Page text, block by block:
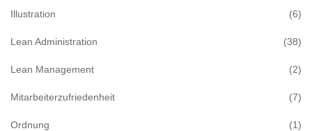
Illustration (6)
Lean Administration (38)
Lean Management (2)
Mitarbeiterzufriedenheit (7)
Ordnung (1)